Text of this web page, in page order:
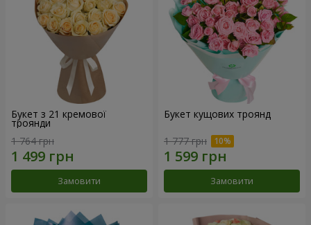
Букет з 21 кремової
троянди
1 764 грн
Замовити
Букет кущових троянд
1 777 грн
Замовити